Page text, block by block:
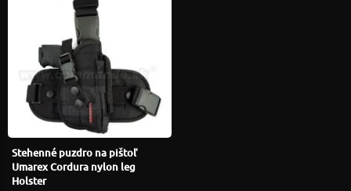
Stehenné puzdro na pištoľ
Umarex Cordura nylon leg
Holster